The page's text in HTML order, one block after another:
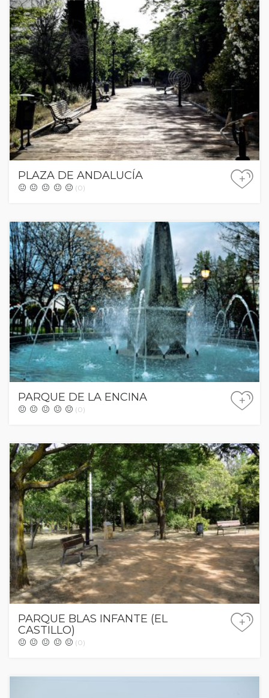
PLAZA DE ANDALUCÍA
(0)
+
PARQUE DE LA ENCINA
(0)
+
PARQUE BLAS INFANTE (EL
CASTILLO)
(0)
+